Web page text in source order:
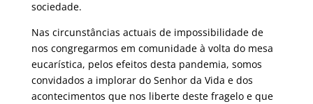
sociedade.
Nas circunstâncias actuais de impossibilidade de
nos congregarmos em comunidade à volta do mesa
eucarística, pelos efeitos desta pandemia, somos
convidados a implorar do Senhor da Vida e dos
acontecimentos que nos liberte deste fragelo e que